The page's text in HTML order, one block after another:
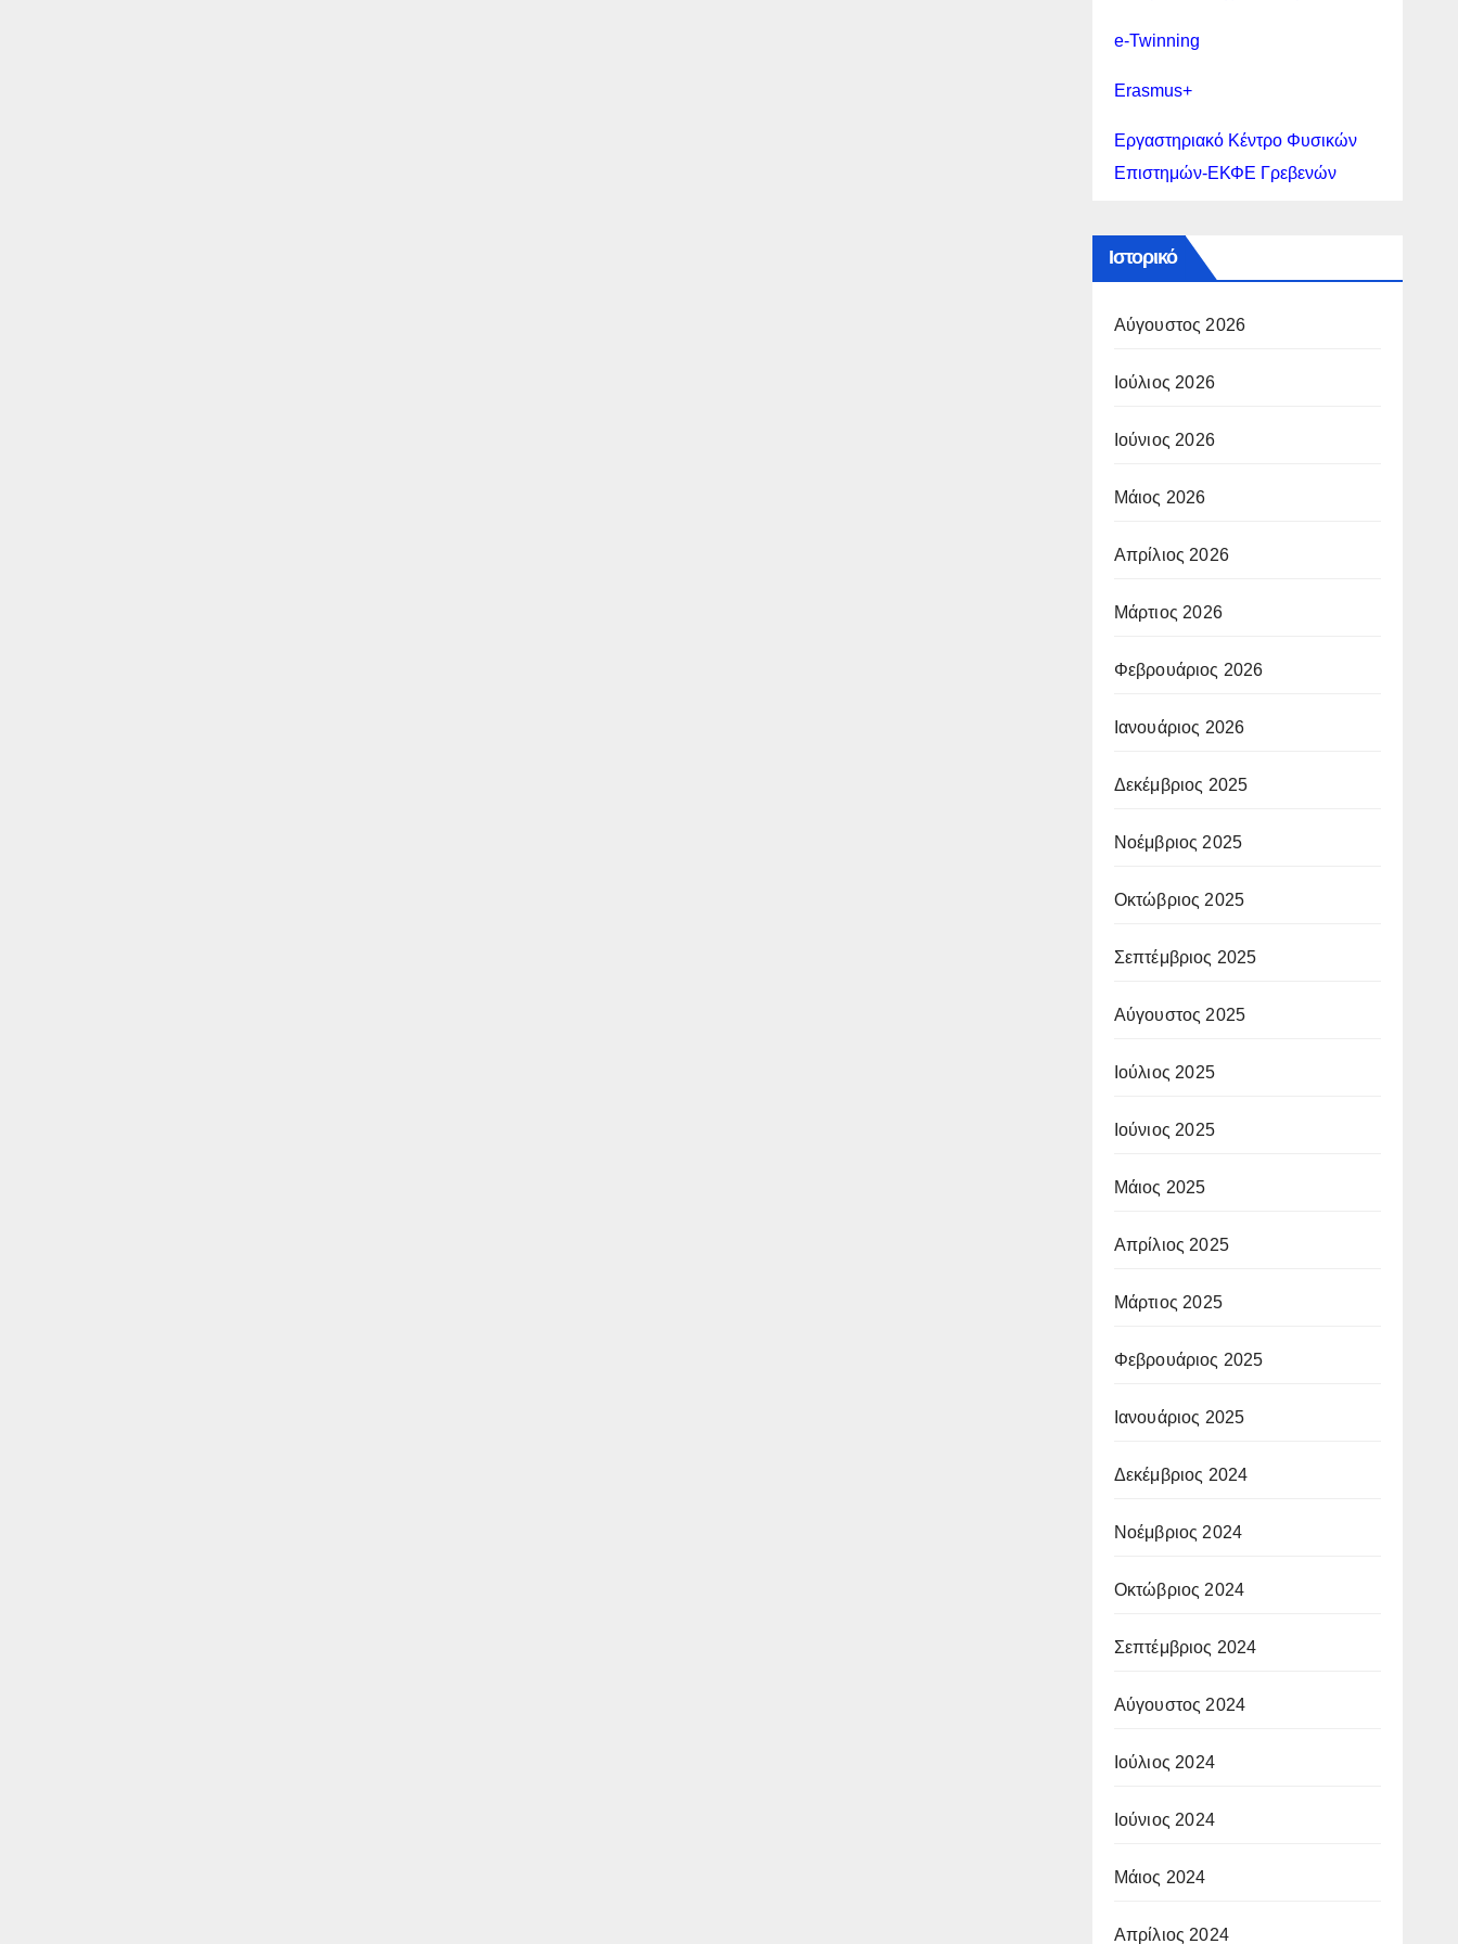
e-Twinning
Erasmus+
Εργαστηριακό Κέντρο Φυσικών
Επιστημών-ΕΚΦΕ Γρεβενών
Ιστορικό
Αύγουστος 2026
Ιούλιος 2026
Ιούνιος 2026
Μάιος 2026
Απρίλιος 2026
Μάρτιος 2026
Φεβρουάριος 2026
Ιανουάριος 2026
Δεκέμβριος 2025
Νοέμβριος 2025
Οκτώβριος 2025
Σεπτέμβριος 2025
Αύγουστος 2025
Ιούλιος 2025
Ιούνιος 2025
Μάιος 2025
Απρίλιος 2025
Μάρτιος 2025
Φεβρουάριος 2025
Ιανουάριος 2025
Δεκέμβριος 2024
Νοέμβριος 2024
Οκτώβριος 2024
Σεπτέμβριος 2024
Αύγουστος 2024
Ιούλιος 2024
Ιούνιος 2024
Μάιος 2024
Απρίλιος 2024